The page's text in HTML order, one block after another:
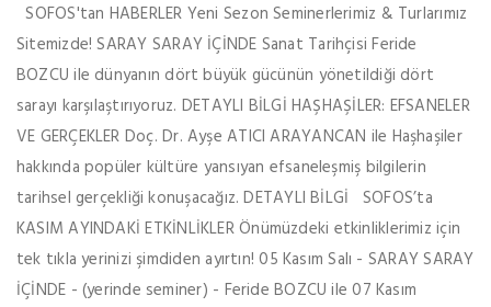
SOFOS'tan HABERLER Yeni Sezon Seminerlerimiz & Turlarımız
Sitemizde! SARAY SARAY İÇİNDE Sanat Tarihçisi Feride
BOZCU ile dünyanın dört büyük gücünün yönetildiği dört
sarayı karşılaştırıyoruz. DETAYLI BİLGİ HAŞHAŞİLER: EFSANELER
VE GERÇEKLER Doç. Dr. Ayşe ATICI ARAYANCAN ile Haşhaşiler
hakkında popüler kültüre yansıyan efsaneleşmiş bilgilerin
tarihsel gerçekliği konuşacağız. DETAYLI BİLGİ SOFOS’ta
KASIM AYINDAKİ ETKİNLİKLER Önümüzdeki etkinliklerimiz için
tek tıkla yerinizi şimdiden ayırtın! 05 Kasım Salı - SARAY SARAY
İÇİNDE - (yerinde seminer) - Feride BOZCU ile 07 Kasım